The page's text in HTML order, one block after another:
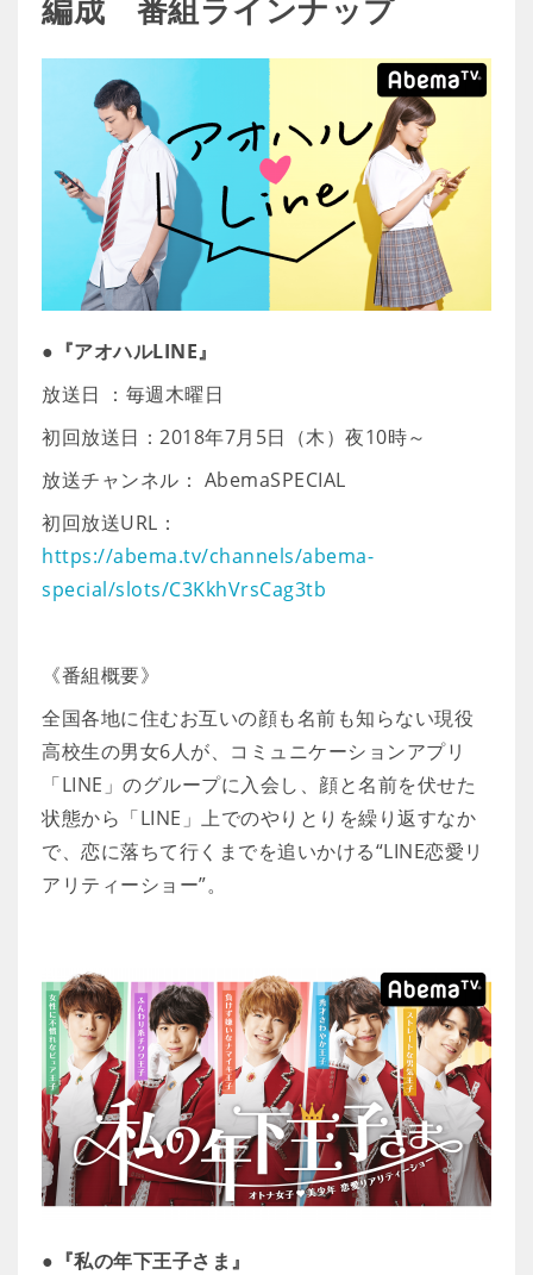
編成 番組ラインナップ
●『アオハルLINE』
放送日 ：毎週木曜日
初回放送日：2018年7月5日（木）夜10時～
放送チャンネル： AbemaSPECIAL
初回放送URL：
https://abema.tv/channels/abema-
special/slots/C3KkhVrsCag3tb
《番組概要》
全国各地に住むお互いの顔も名前も知らない現役
高校生の男女6人が、コミュニケーションアプリ
「LINE」のグループに入会し、顔と名前を伏せた
状態から「LINE」上でのやりとりを繰り返すなか
で、恋に落ちて行くまでを追いかける“LINE恋愛リ
アリティーショー”。
●『私の年下王子さま』